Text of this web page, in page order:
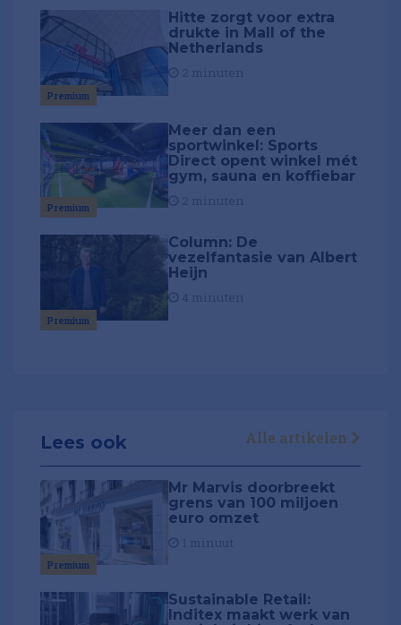
Premium
Hitte zorgt voor extra
drukte in Mall of the
Netherlands
Premium
Meer dan een
sportwinkel: Sports
Direct opent winkel mét
gym, sauna en koffiebar
Premium
Column: De
vezelfantasie van Albert
Heijn
Lees ook Alle artikelen
Premium
Mr Marvis doorbreekt
grens van 100 miljoen
euro omzet
Sustainable Retail:
Inditex maakt werk van